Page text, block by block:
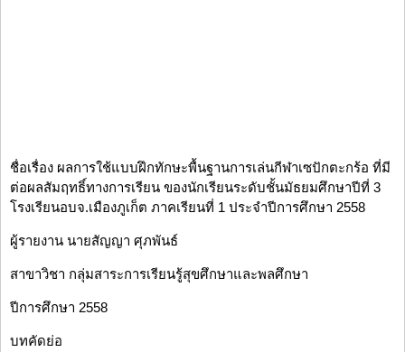
ชื่อเรื่อง ผลการใช้แบบฝึกทักษะพื้นฐานการเล่นกีฬาเซปักตะกร้อ ที่มี
ต่อผลสัมฤทธิ์ทางการเรียน ของนักเรียนระดับชั้นมัธยมศึกษาปีที่ 3
โรงเรียนอบจ.เมืองภูเก็ต ภาคเรียนที่ 1 ประจำปีการศึกษา 2558
ผู้รายงาน นายสัญญา ศุภพันธ์
สาขาวิชา กลุ่มสาระการเรียนรู้สุขศึกษาและพลศึกษา
ปีการศึกษา 2558
บทคัดย่อ